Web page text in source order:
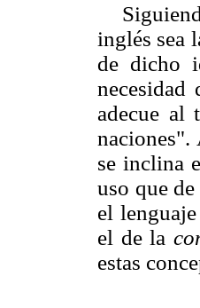
inglés sea
de dicho
necesidad
adecue al
naciones".
se inclina
uso que
el
el de la
estas